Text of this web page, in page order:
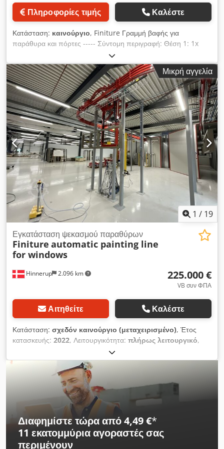
σύστημα ελέγχου Reiter με αναγνώριση τεμαχίων και παροχή
υψηλής τάσης. Θέση 7: Τεκμηρίωση (διατίθεται επιπλέον):
διάταξης, επιβεβαίωση παραγγελίας Reiter και τεχνικές
περιγραφές. ----- Τεχνικά βασικά δεδομένα: Τεμάχια: Ξύλινα
παράθυρα, κουφώματα παραθύρων, πόρτες Μήκος τεμαχίου:
έως περίπου 5.000 mm Ύψος τεμαχίου: έως περίπου 2.800
mm Χωρητικότητα: περίπου 60 μονάδες παραθύρων ανά
βάρδια Συστήματα βαφής: συστήματα με βάση το νερό /
χαμηλής περιεκτικότητας σε πτητικές οργανικές ενώσεις (VOC)
Σύστημα ελέγχου: Siemens S7-300 Ηλεκτροστατική: 100 kV / 1
mA ----- Τιμή του παραπάνω μηχανήματος κατόπιν αιτήματος!
----- Τιμή από την τοποθεσία του μηχανήματος. Η
αποσυναρμολόγηση, η αφαίρεση, η συσκευασία, η φόρτωση
καθώς και η πλήρης μεταφορά πραγματοποιούνται εξ
ολοκλήρου από τον πελάτη και δεν αποτελούν μέρος της
πώλησης ή υπηρεσία του πωλητή. Περισσότερα τεχνικά
δεδομένα και πληροφορίες στο συνημμένο αρχείο PDF! -----
(τεχνικές προδιαγραφές σύμφωνα με τον κατασκευαστή –
χωρίς εγγύηση!) Όλες οι αναφερόμενες τιμές είναι καθαρές
τιμές, συν τον νόμιμο ΦΠΑ.
Πληροφορίες τιμής Καλέστε
Κατάσταση: καινούργιο, Finiture Γραμμή βαφής για
παράθυρα και πόρτες ----- Σύντομη περιγραφή: Θέση 1: 1x
Διπλή κρεμαστή μεταφορική ράγα Θέση 2: 1x Ομάδα
περιστροφής για δοκούς με έναν συμπλέκτη Dsdpfx Aoy D A
Hhsm Askr Θέση 3: 1x "Superjet" στάθμης ψεκασμού Θέση 4:
1x Υψηλής πίεσης υγραντήρας Θέση 5: 1x Σύστημα
διαχωρισμού λυμάτων Προαιρετικά: Κανάλι διαβροχής ή
δεξαμενή εμβάπτισης (5-6 δεξαμενές) Αναλυτική τεχνική
περιγραφή και διάταξη, δείτε το συνημμένο PDF! ----- Τιμή της
προαναφερθείσας γραμμής βαφής κατόπιν αιτήματος! -----
(Τεχνικές προδιαγραφές σύμφωνα με τον κατασκευαστή –
χωρίς εγγύηση!) Όλες οι τιμές είναι καθαρά, πλέον νόμιμου
ΦΠΑ.
Μικρή αγγελία
1 / 19
Hinnerup 2.096 km
Εγκατάσταση ψεκασμού παραθύρων
Finiture automatic painting line
for windows
225.000 €
VB συν ΦΠΑ
Αιτηθείτε Καλέστε
Κατάσταση: σχεδόν καινούργιο (μεταχειρισμένο), Έτος
κατασκευής: 2022, Λειτουργικότητα: πλήρως λειτουργικό,
Ολοκληρωμένη γραμμή που αποτελείται από: - Διπλής ράγας
υπερκρεμαστό μεταφορέα με δύο σημεία στήριξης μπάρας,
μονάδα ανύψωσης και περιστροφής - Καμπίνα βαφής ρομπότ
με πλήρη ανακύκλωση, με αυτόματο σύστημα αντικατάστασης
προ-φίλτρων - Υγραντήρας υψηλής πίεσης για καμπίνα βαφής
και θάλαμο flash-off - Ρομποτικό σύστημα βαφής παραθύρων
με μονάδα καθαρισμού μπεκ με μανδύα, αυτόματη αλλαγή
χρώματος (3 ανεξάρτητες), ηλεκτροστατικό σύστημα
ασφαλείας, μετρητή ροής χρώματος - Σήραγγα ξήρανσης με
σύστημα LDP και αξονικούς ανεμιστήρες Dedjxw Ux Hjpfx Am
Διαφημίστε τώρα από 4,49 €*
11 εκατομμύρια αγοραστέςσας
περιμένουν